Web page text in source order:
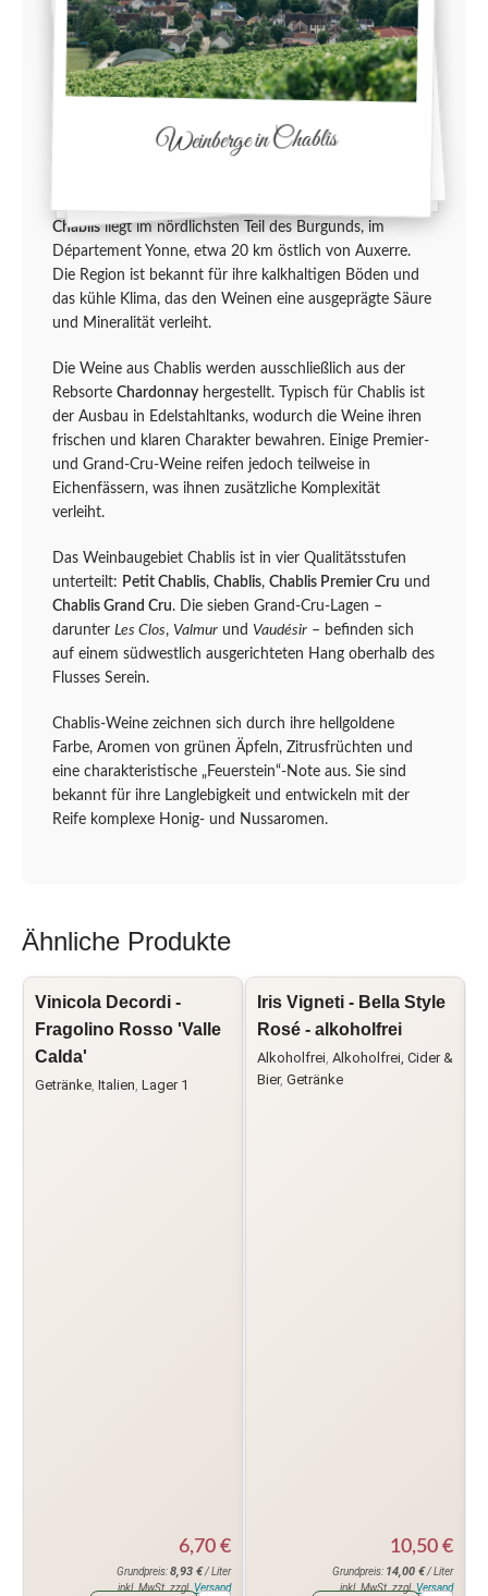
Chablisliegt im nördlichsten Teil des Burgunds, im
Département Yonne, etwa 20 km östlich von Auxerre.
Die Region ist bekannt für ihre kalkhaltigen Böden und
das kühle Klima, das den Weinen eine ausgeprägte Säure
und Mineralität verleiht.
Die Weine aus Chablis werden ausschließlich aus der
Rebsorte Chardonnay hergestellt. Typisch für Chablis ist
der Ausbau in Edelstahltanks, wodurch die Weine ihren
frischen und klaren Charakter bewahren. Einige Premier-
und Grand-Cru-Weine reifen jedoch teilweise in
Eichenfässern, was ihnen zusätzliche Komplexität
verleiht.
Das Weinbaugebiet Chablis ist in vier Qualitätsstufen
unterteilt: Petit Chablis, Chablis, Chablis Premier Cru und
Chablis Grand Cru. Die sieben Grand-Cru-Lagen –
darunter Les Clos, Valmur und Vaudésir – befinden sich
auf einem südwestlich ausgerichteten Hang oberhalb des
Flusses Serein.
Chablis-Weine zeichnen sich durch ihre hellgoldene
Farbe, Aromen von grünen Äpfeln, Zitrusfrüchten und
eine charakteristische „Feuerstein“-Note aus. Sie sind
bekannt für ihre Langlebigkeit und entwickeln mit der
Reife komplexe Honig- und Nussaromen.
Weinberge in Chablis
Ähnliche Produkte
Vinicola Decordi -
Fragolino Rosso 'Valle
Calda'
Getränke Italien Lager 1
6,70 €
Grundpreis:8,93 €/ Liter
inkl. MwSt. zzgl. Versand
Iris Vigneti - Bella Style
Rosé - alkoholfrei
Alkoholfrei Alkoholfrei, Cider &
Bier, Getränke
10,50 €
Grundpreis: 14,00 €/ Liter
inkl. MwSt. zzgl. Versand